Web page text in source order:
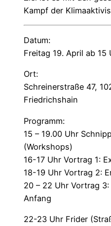
Kampf der
Datum:
Freitag 19. April ab 15
Ort:
Schreinerstraße 47,
Friedrichshain
Programm:
15 – 19.00 Uhr
(Workshops)
16-17 Uhr Vortrag 1:
18-19 Uhr Vortrag 2:
20 – 22 Uhr Vortrag
Anfang
22-23 Uhr Frider